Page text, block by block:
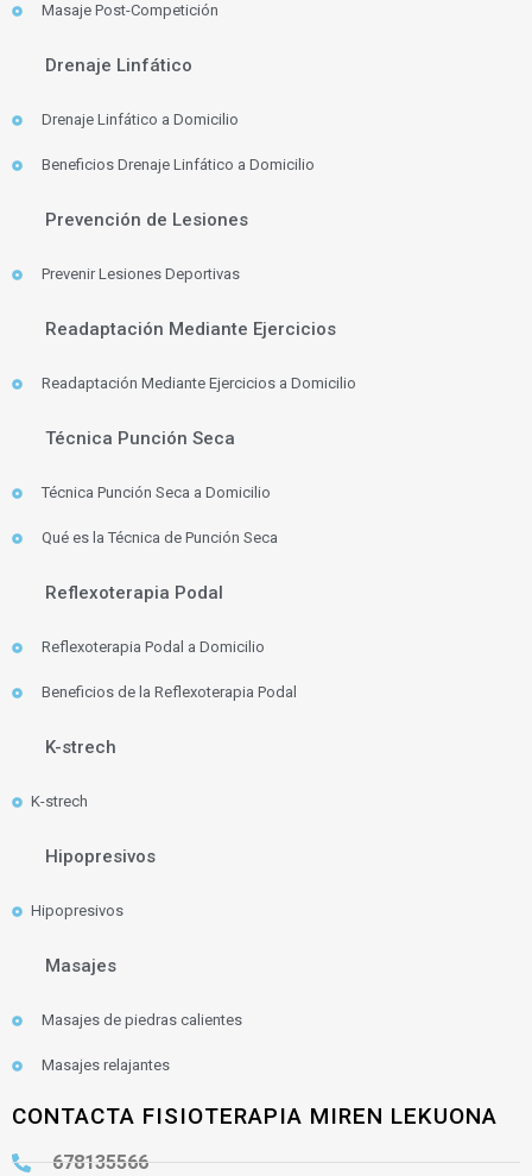
Masaje Post-Competición
Drenaje Linfático
Drenaje Linfático a Domicilio
Beneficios Drenaje Linfático a Domicilio
Prevención de Lesiones
Prevenir Lesiones Deportivas
Readaptación Mediante Ejercicios
Readaptación Mediante Ejercicios a Domicilio
Técnica Punción Seca
Técnica Punción Seca a Domicilio
Qué es la Técnica de Punción Seca
Reflexoterapia Podal
Reflexoterapia Podal a Domicilio
Beneficios de la Reflexoterapia Podal
K-strech
K-strech
Hipopresivos
Hipopresivos
Masajes
Masajes de piedras calientes
Masajes relajantes
CONTACTA FISIOTERAPIA MIREN LEKUONA
678135566